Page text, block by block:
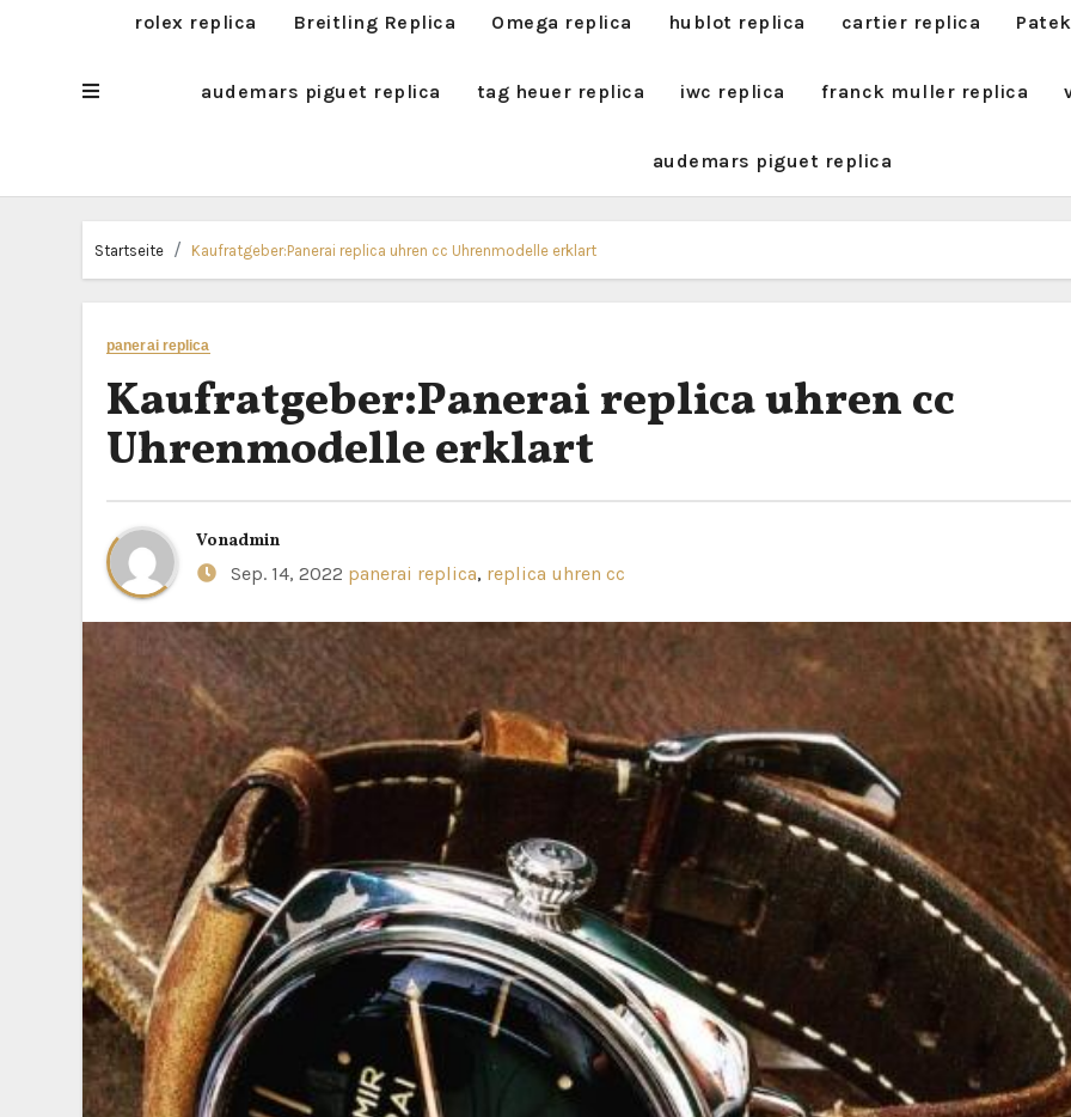
rolex replica Breitling Replica Omega replica hublot replica cartier replica
audemars piguet replica tag heuer replica iwc replica franck muller replica
audemars piguet replica
Startseite Kaufratgeber:Panerai replica uhren cc Uhrenmodelle erklart
panerai replica
Kaufratgeber:Panerai replica uhren cc
Uhrenmodelle erklart
Vonadmin
Sep. 14, 2022 panerai replica, replica uhren cc